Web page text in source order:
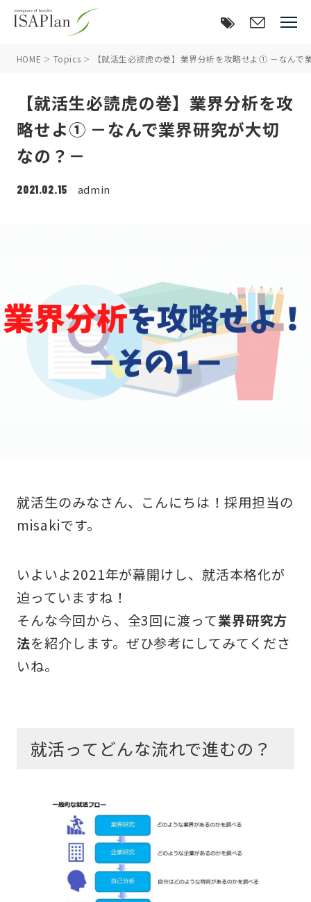
HOME Topics 【就活生必読虎の巻】業界分析を攻略せよ① －なんで
【就活生必読虎の巻】業界分析を攻
略せよ① －なんで業界研究が大切
なの？－
2021.02.15 admin
就活生のみなさん、こんにちは！採用担当の
misakiです。
いよいよ2021年が幕開けし、就活本格化が
迫っていますね！
そんな今回から、全3回に渡って業界研究方
法を紹介します。ぜひ参考にしてみてくださ
いね。
就活ってどんな流れで進むの？